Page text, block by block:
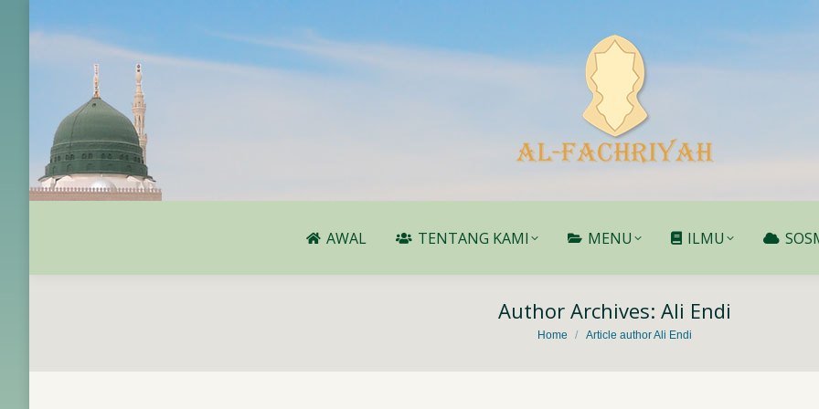
AWAL TENTANG KAMI MENU ILMU
Author Archives: Ali Endi
You are here:
Home Article author Ali Endi
AWAL TENTANG KAMI MENU